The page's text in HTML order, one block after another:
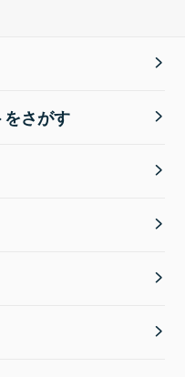
さがす